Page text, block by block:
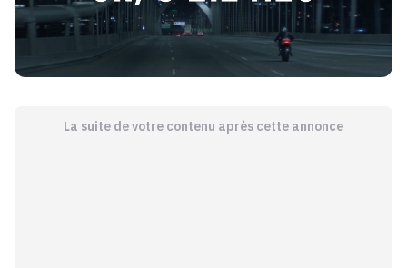
La suite de votre contenu après cette annonce